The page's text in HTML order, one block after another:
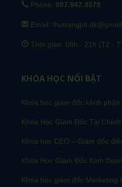
Phone: 087.947.3579
Email:
Thời gian: 08h - 21h (T2 -
KHÓA HỌC NỔI BẬT
Khóa học giám đốc kênh phân
Khóa Học Giám Đốc Tài
Khóa học CEO – Giám đốc
Khóa Học Giám Đốc Kinh
Khóa học giám đốc Marketing